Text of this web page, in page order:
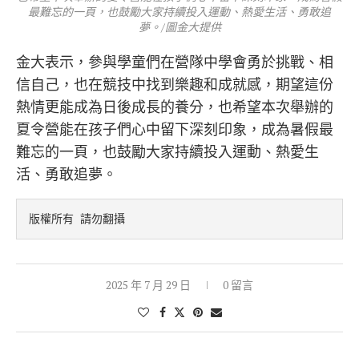
最難忘的一頁，也鼓勵大家持續投入運動、熱愛生活、勇敢追
夢。/圖金大提供
金大表示，參與學童們在營隊中學會勇於挑戰、相
信自己，也在競技中找到樂趣和成就感，期望這份
熱情更能成為日後成長的養分，也希望本次舉辦的
夏令營能在孩子們心中留下深刻印象，成為暑假最
難忘的一頁，也鼓勵大家持續投入運動、熱愛生
活、勇敢追夢。
版權所有 請勿翻攝
2025 年 7 月 29 日 0 留言